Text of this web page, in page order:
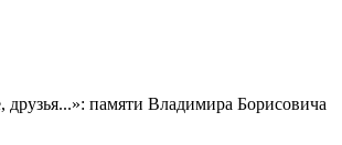
друзья...»: памяти Владимира Борисовича